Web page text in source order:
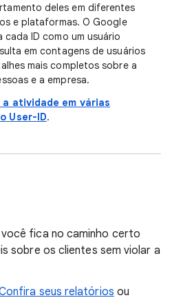
deles em diferentes
e plataformas. O Google
ID como um usuário
em contagens de usuários
mais completos sobre a
e a empresa.
a atividade em várias
User-ID.
fica no caminho certo
sobre os clientes sem violar a
seus relatórios ou